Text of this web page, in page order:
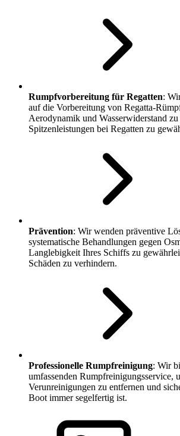
Rumpfvorbereitung für Regatten:
auf die Vorbereitung von Regatta-
Aerodynamik und Wasserwiderstand
Spitzenleistungen bei Regatten zu
Prävention: Wir wenden präventive
systematische Behandlungen gegen
Langlebigkeit Ihres Schiffs zu
Schäden zu verhindern.
Professionelle Rumpfreinigung: Wir
umfassenden Rumpfreinigungsservice,
Verunreinigungen zu entfernen und
Boot immer segelfertig ist.